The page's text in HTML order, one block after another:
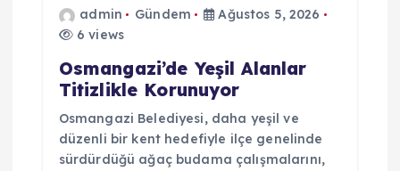
admin Gündem
Ağustos 5, 2026
6 views
Osmangazi’de Yeşil Alanlar
Titizlikle Korunuyor
Osmangazi Belediyesi, daha yeşil ve
düzenli bir kent hedefiyle ilçe genelinde
sürdürdüğü ağaç budama çalışmalarını,